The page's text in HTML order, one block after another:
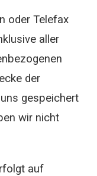
oder Telefax
aller
der
gespeichert
wir nicht
auf